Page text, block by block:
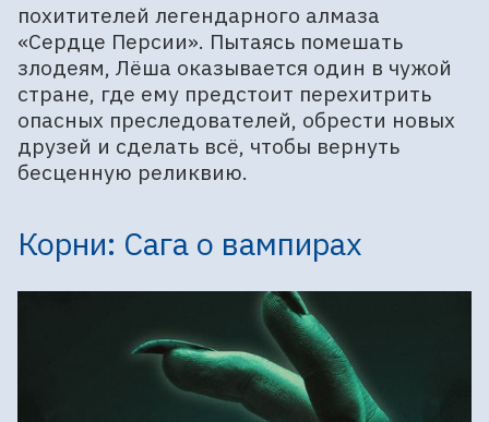
похитителей легендарного алмаза
«Сердце Персии». Пытаясь помешать
злодеям, Лёша оказывается один в чужой
стране, где ему предстоит перехитрить
опасных преследователей, обрести новых
друзей и сделать всё, чтобы вернуть
бесценную реликвию.
Корни: Сага о вампирах